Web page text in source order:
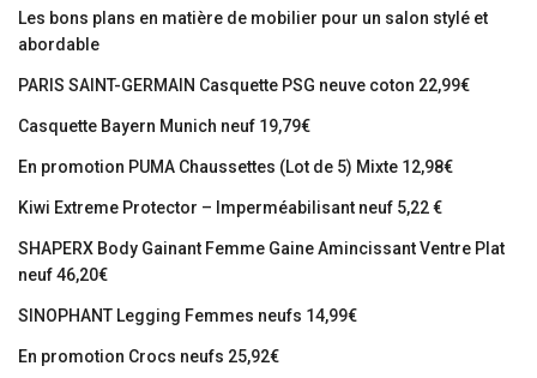
Les bons plans en matière de mobilier pour un salon stylé et
abordable
PARIS SAINT-GERMAIN Casquette PSG neuve coton 22,99€
Casquette Bayern Munich neuf 19,79€
En promotion PUMA Chaussettes (Lot de 5) Mixte 12,98€
Kiwi Extreme Protector – Imperméabilisant neuf 5,22 €
SHAPERX Body Gainant Femme Gaine Amincissant Ventre Plat
neuf 46,20€
SINOPHANT Legging Femmes neufs 14,99€
En promotion Crocs neufs 25,92€